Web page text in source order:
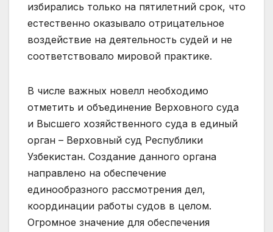
избирались только на пятилетний срок, что
естественно оказывало отрицательное
воздействие на деятельность судей и не
соответствовало мировой практике.
В числе важных новелл необходимо
отметить и объединение Верховного суда
и Высшего хозяйственного суда в единый
орган – Верховный суд Республики
Узбекистан. Создание данного органа
направлено на обеспечение
единообразного рассмотрения дел,
координации работы судов в целом.
Огромное значение для обеспечения